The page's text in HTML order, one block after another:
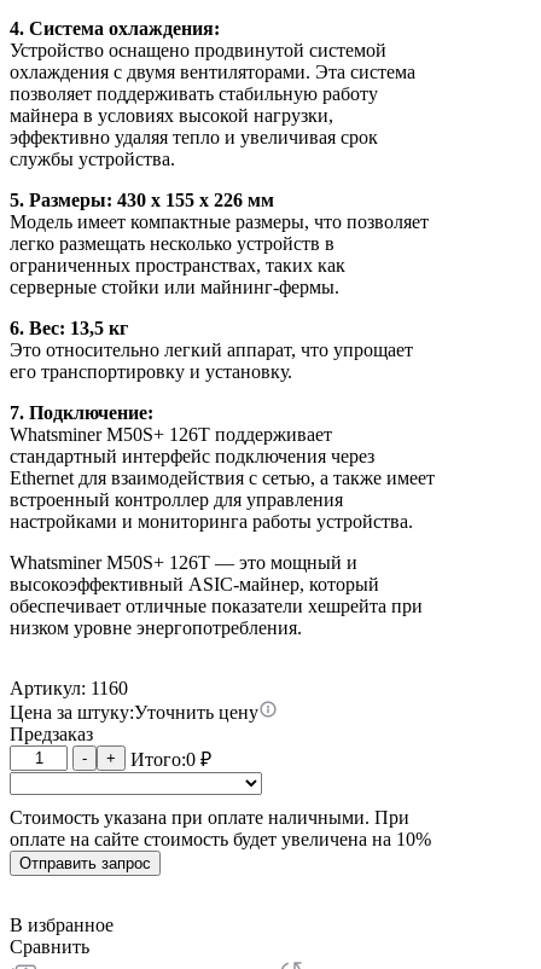
4. Система охлаждения:
Устройство оснащено продвинутой системой
охлаждения с двумя вентиляторами. Эта система
позволяет поддерживать стабильную работу
майнера в условиях высокой нагрузки,
эффективно удаляя тепло и увеличивая срок
службы устройства.
5. Размеры: 430 x 155 x 226 мм
Модель имеет компактные размеры, что позволяет
легко размещать несколько устройств в
ограниченных пространствах, таких как
серверные стойки или майнинг-фермы.
6. Вес: 13,5 кг
Это относительно легкий аппарат, что упрощает
его транспортировку и установку.
7. Подключение:
Whatsminer M50S+ 126T поддерживает
стандартный интерфейс подключения через
Ethernet для взаимодействия с сетью, а также имеет
встроенный контроллер для управления
настройками и мониторинга работы устройства.
Whatsminer M50S+ 126T — это мощный и
высокоэффективный ASIC-майнер, который
обеспечивает отличные показатели хешрейта при
низком уровне энергопотребления.
Артикул: 1160
Цена за штуку:Уточнить цену
Предзаказ
Количество
товара
Whatsminer
M50S+
27W
126T
- + Итого:0₽
Стоимость указана при оплате наличными. При
оплате на сайте стоимость будет увеличена на 10%
Отправить запрос
В избранное
Сравнить